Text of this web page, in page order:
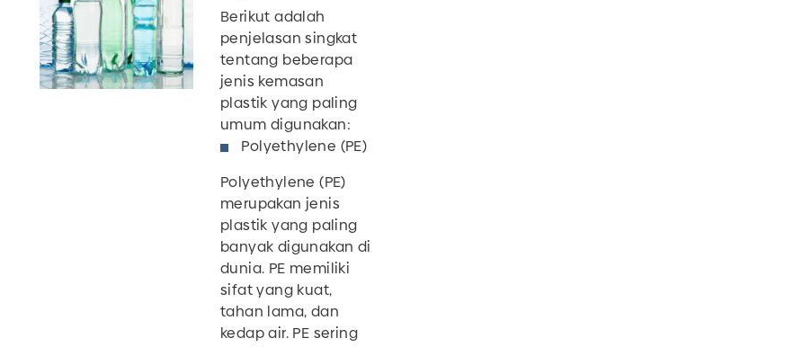
Berikut adalah
penjelasan singkat
tentang beberapa
jenis kemasan
plastik yang paling
umum digunakan:
Polyethylene (PE)
Polyethylene (PE)
merupakan jenis
plastik yang paling
banyak digunakan di
dunia. PE memiliki
sifat yang kuat,
tahan lama, dan
kedap air. PE sering